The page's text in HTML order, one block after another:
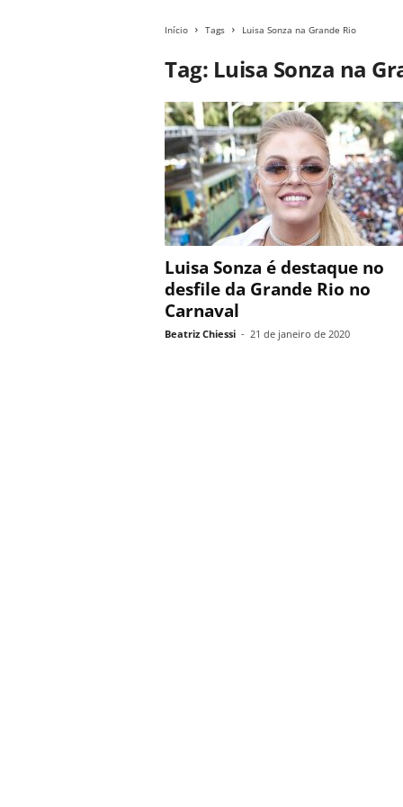
Início Tags Luisa Sonza na Grande Rio
Tag: Luisa Sonza na
Luisa Sonza é destaque no
desfile da Grande Rio no
Carnaval
Beatriz Chiessi - 21 de janeiro de 2020